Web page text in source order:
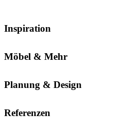
Inspiration
Möbel & Mehr
Planung & Design
Referenzen